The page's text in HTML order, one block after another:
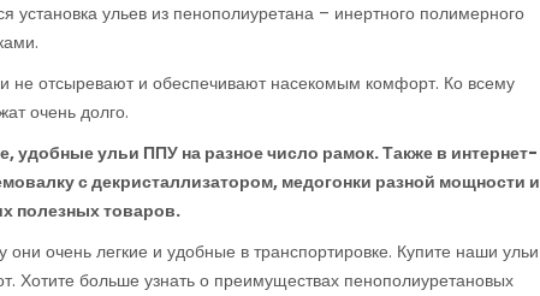
ульев из пенополиуретана – инертного полимерного
отсыревают и обеспечивают насекомым комфорт. Ко всему
очень долго.
удобные ульи ППУ на разное число рамок. Также в интернет-
с декристаллизатором, медогонки разной мощности и
полезных товаров.
очень легкие и удобные в транспортировке. Купите наши ульи
Хотите больше узнать о преимуществах пенополиуретановых